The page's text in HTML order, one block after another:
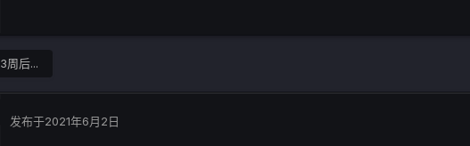
3周后...
发布于2021年6月2日